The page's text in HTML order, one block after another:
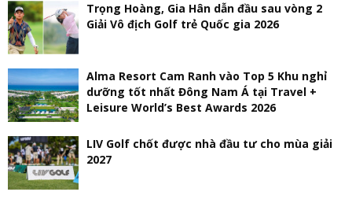
Trọng Hoàng, Gia Hân dẫn đầu sau vòng 2
Giải Vô địch Golf trẻ Quốc gia 2026
Alma Resort Cam Ranh vào Top 5 Khu nghỉ
dưỡng tốt nhất Đông Nam Á tại Travel +
Leisure World’s Best Awards 2026
LIV Golf chốt được nhà đầu tư cho mùa giải
2027